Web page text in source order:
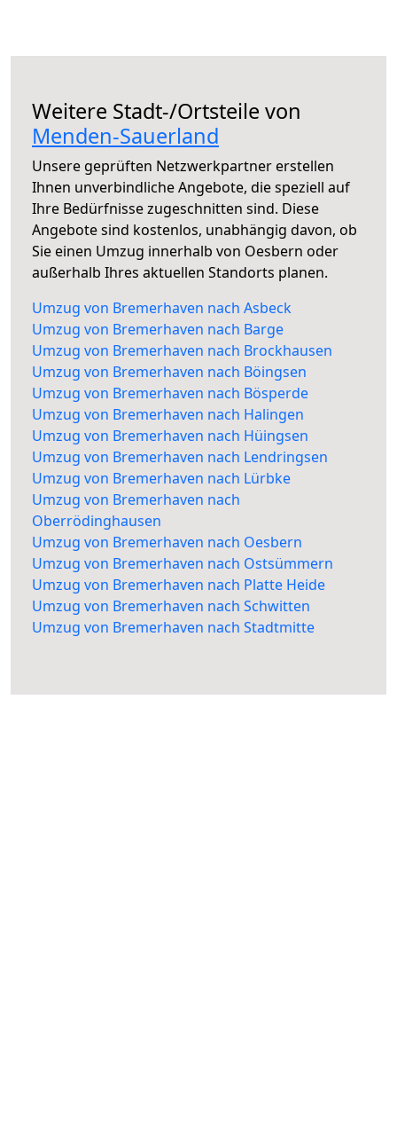
Weitere Stadt-/Ortsteile von
Menden-Sauerland
Unsere geprüften Netzwerkpartner erstellen
Ihnen unverbindliche Angebote, die speziell auf
Ihre Bedürfnisse zugeschnitten sind. Diese
Angebote sind kostenlos, unabhängig davon, ob
Sie einen Umzug innerhalb von Oesbern oder
außerhalb Ihres aktuellen Standorts planen.
Umzug von Bremerhaven nach Asbeck
Umzug von Bremerhaven nach Barge
Umzug von Bremerhaven nach Brockhausen
Umzug von Bremerhaven nach Böingsen
Umzug von Bremerhaven nach Bösperde
Umzug von Bremerhaven nach Halingen
Umzug von Bremerhaven nach Hüingsen
Umzug von Bremerhaven nach Lendringsen
Umzug von Bremerhaven nach Lürbke
Umzug von Bremerhaven nach
Oberrödinghausen
Umzug von Bremerhaven nach Oesbern
Umzug von Bremerhaven nach Ostsümmern
Umzug von Bremerhaven nach Platte Heide
Umzug von Bremerhaven nach Schwitten
Umzug von Bremerhaven nach Stadtmitte